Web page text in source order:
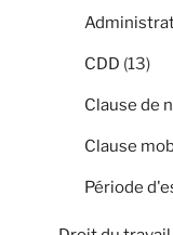
CDD (13)
Clause de
Clause
Période